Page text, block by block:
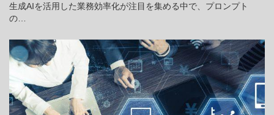
生成AIを活用した業務効率化が注目を集める中で、プロンプト
の…